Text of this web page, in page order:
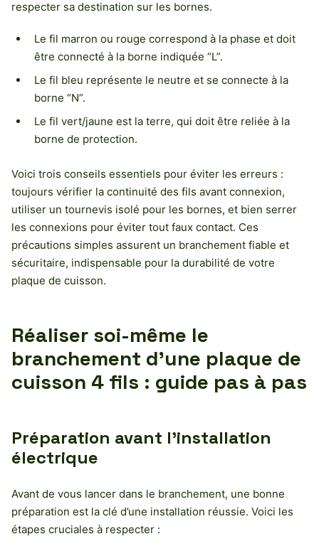
respecter sa destination sur les bornes.
Le fil marron ou rouge correspond à la phase et doit
être connecté à la borne indiquée “L”.
Le fil bleu représente le neutre et se connecte à la
borne “N”.
Le fil vert/jaune est la terre, qui doit être reliée à la
borne de protection.
Voici trois conseils essentiels pour éviter les erreurs :
toujours vérifier la continuité des fils avant connexion,
utiliser un tournevis isolé pour les bornes, et bien serrer
les connexions pour éviter tout faux contact. Ces
précautions simples assurent un branchement fiable et
sécuritaire, indispensable pour la durabilité de votre
plaque de cuisson.
Réaliser soi-même le
branchement d’une plaque de
cuisson 4 fils : guide pas à pas
Préparation avant l’installation
électrique
Avant de vous lancer dans le branchement, une bonne
préparation est la clé d’une installation réussie. Voici les
étapes cruciales à respecter :